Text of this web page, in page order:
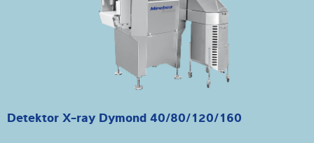
Detektor X-ray Dymond 40/80/120/160